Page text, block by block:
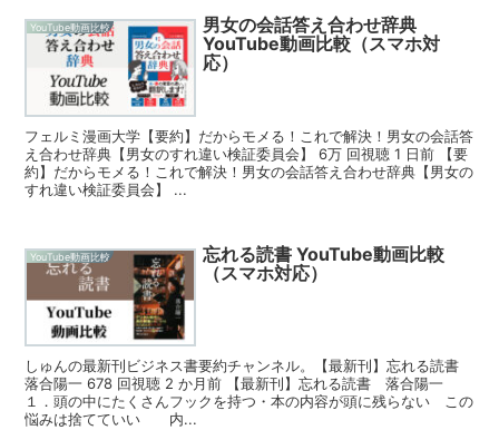
YouTube動画比較
男女の会話答え合わせ辞典
YouTube動画比較（スマホ対
応）
フェルミ漫画大学【要約】だからモメる！これで解決！男女の会話答
え合わせ辞典【男女のすれ違い検証委員会】 6万 回視聴 1 日前 【要
約】だからモメる！これで解決！男女の会話答え合わせ辞典【男女の
すれ違い検証委員会】 ...
YouTube動画比較
忘れる読書 YouTube動画比較
（スマホ対応）
しゅんの最新刊ビジネス書要約チャンネル。【最新刊】忘れる読書
落合陽一 678 回視聴 2 か月前 【最新刊】忘れる読書 落合陽一
１．頭の中にたくさんフックを持つ・本の内容が頭に残らない この
悩みは捨てていい 内...